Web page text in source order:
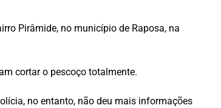
Pirâmide, no município de Raposa, na
cortar o pescoço totalmente.
no entanto, não deu mais informações